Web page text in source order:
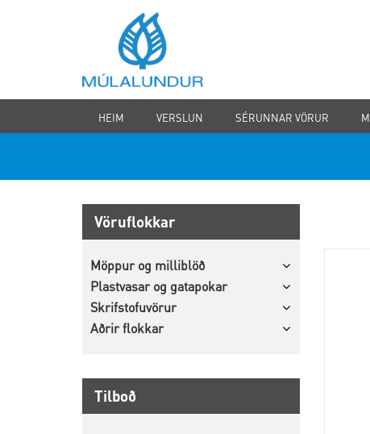
HEIM VERSLUN SÉRUNNAR VÖRUR
Vöruflokkar
Möppur og milliblöð
Plastvasar og gatapokar
Skrifstofuvörur
Aðrir flokkar
Tilboð